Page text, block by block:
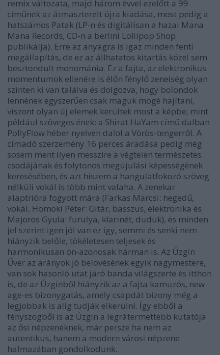
remix változata, majd három évvel ezelőtt a 99
címűnek az átmaszterelt újra kiadása, most pedig a
hatszámos Patak (LP-n és digitálisan a hazai Mana
Mana Records, CD-n a berlini Lollipop Shop
publikálja). Erre az anyagra is igaz minden fenti
megállapítás, de ez az állhatatos kitartás közel sem
besztondult monománia. Ez a fajta, az elektronikus
momentumok ellenére is élőn fénylő zeneiség olyan
szinten ki van találva és dolgozva, hogy bolondok
lennének egyszerűen csak maguk mögé hajítani,
viszont olyan új elemek kerültek most a képbe, mint
például szöveges ének: a Shirat HaYam című dalban
PollyFlow héber nyelven dalol a Vörös-tengerről. A
címadó szerzemény 16 perces áradása pedig még
sosem ment ilyen messzire a végtelen természetes
csodájának és folytonos megújulási képességének
keresésében, és azt hiszem a hangulatfokozó szöveg
nélküli vokál is több mint valaha. A zenekar
alaptrióra fogyott mára (Farkas Marcsi: hegedű,
vokál, Homoki Péter: Gitár, basszus, elektronika és
Majoros Gyula: furulya, klarinét, duduk), és minden
jel szerint igen jól van ez így, semmi és senki nem
hiányzik belőle, tökéletesen teljesek és
harmonikusan ön-azonosak hárman is. Az Úzgin
Űver az arányok jó belövésének egyik nagymestere,
van sok hasonló utat járó banda világszerte és itthon
is, de az Úzginből hiányzik az a fajta kamuzós, new
age-es bizonygatás, amely csapdát bizony még a
legjobbak is alig tudják elkerülni. Így ebből a
fényszögből is az Úzgin a legrátermettebb kutatója
az ősi népzenéknek, már persze ha nem az
autentikus, hanem a modern városi népzene
halmazában gondolkodunk.